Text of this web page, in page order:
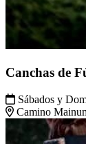
Canchas de
Sábados y
Camino